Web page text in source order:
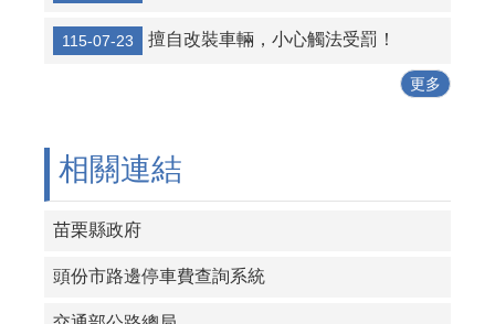
行經路口要小心，停讓行人最安心
115-07-23 擅自改裝車輛，小心觸法受罰！
更多
相關連結
苗栗縣政府
頭份市路邊停車費查詢系統